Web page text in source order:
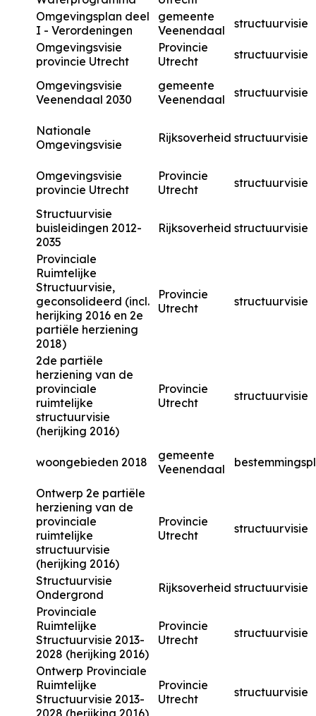
Omgevingsplan deel
I - Verordeningen
gemeente
Veenendaal
structuurvisie
Omgevingsvisie
provincie Utrecht
Provincie
Utrecht
structuurvisie
Omgevingsvisie
Veenendaal 2030
gemeente
Veenendaal
structuurvisie
Nationale
Omgevingsvisie
Rijksoverheid structuurvisie
Omgevingsvisie
provincie Utrecht
Provincie
Utrecht
structuurvisie
Structuurvisie
buisleidingen 2012-
2035
Rijksoverheid structuurvisie
Provinciale
Ruimtelijke
Structuurvisie,
geconsolideerd (incl.
herijking 2016 en 2e
partiële herziening
2018)
Provincie
Utrecht
structuurvisie
2de partiële
herziening van de
provinciale
ruimtelijke
structuurvisie
(herijking 2016)
Provincie
Utrecht
structuurvisie
woongebieden 2018
gemeente
Veenendaal
Ontwerp 2e partiële
herziening van de
provinciale
ruimtelijke
structuurvisie
(herijking 2016)
Provincie
Utrecht
structuurvisie
Structuurvisie
Ondergrond
Rijksoverheid structuurvisie
Provinciale
Ruimtelijke
Structuurvisie 2013-
2028 (herijking 2016)
Provincie
Utrecht
structuurvisie
Ontwerp Provinciale
Ruimtelijke
Structuurvisie 2013-
Provincie
Utrecht
structuurvisie